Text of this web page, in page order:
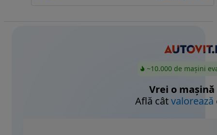
~10.000 de mașini
Vrei o mașină
Află câtvalorează